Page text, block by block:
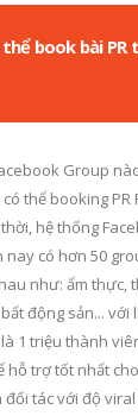
book bài
Group
thể booking
hệ thống
nay có hơn 50
như: ẩm thực,
động sản...
1 triệu thành
hỗ trợ tốt nhất
đối tác với độ